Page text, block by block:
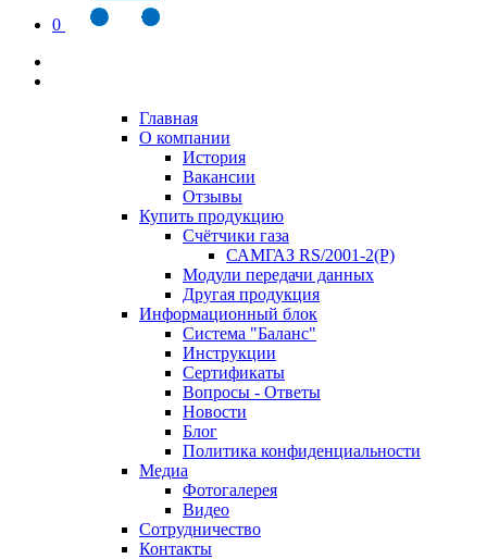
0
Главная
О компании
История
Вакансии
Отзывы
Купить продукцию
Счётчики газа
САМГАЗ RS/2001-2(Р)
Модули передачи данных
Другая продукция
Информационный блок
Система "Баланс"
Инструкции
Cертификаты
Вопросы - Ответы
Новости
Блог
Политика конфиденциальности
Медиа
Фотогалерея
Видео
Сотрудничество
Контакты